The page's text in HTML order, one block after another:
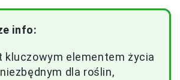
info:
kluczowym elementem życia
dla roślin,